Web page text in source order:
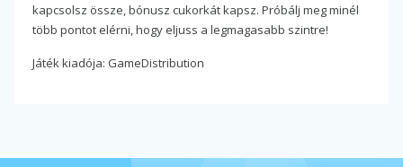
kapcsolsz össze, bónusz cukorkát kapsz. Próbálj meg minél
több pontot elérni, hogy eljuss a legmagasabb szintre!
Játék kiadója: GameDistribution